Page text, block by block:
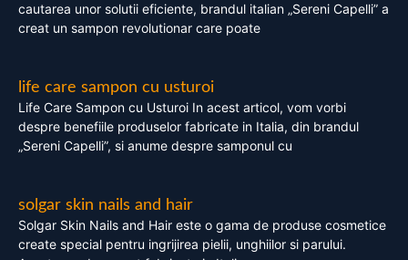
cautarea unor solutii eficiente, brandul italian „Sereni Capelli” a
creat un sampon revolutionar care poate
life care sampon cu usturoi
Life Care Sampon cu Usturoi In acest articol, vom vorbi
despre benefiile produselor fabricate in Italia, din brandul
„Sereni Capelli”, si anume despre samponul cu
solgar skin nails and hair
Solgar Skin Nails and Hair este o gama de produse cosmetice
create special pentru ingrijirea pielii, unghiilor si parului.